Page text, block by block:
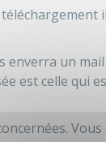
enverra un
est celle qui